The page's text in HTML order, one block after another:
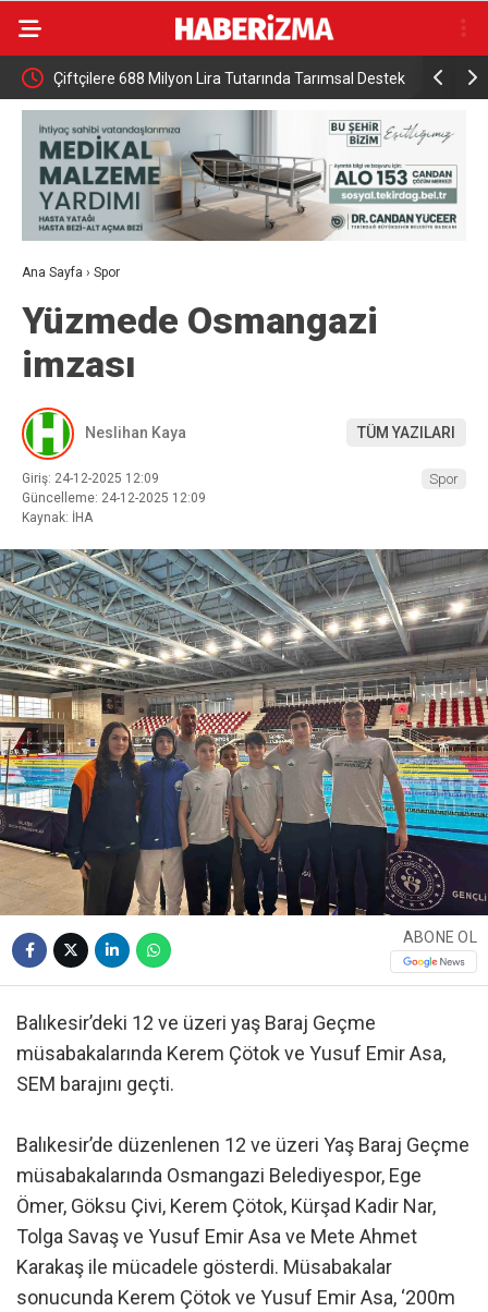
Çiftçilere 688 Milyon Lira Tutarında Tarımsal Destek
Ödemesi
DMM:
gerçek
Ana Sayfa › Spor
Yüzmede Osmangazi
imzası
Neslihan Kaya TÜM YAZILARI
Giriş: 24-12-2025 12:09
Güncelleme: 24-12-2025 12:09
Kaynak: İHA
Spor
ABONE OL
Balıkesir’deki 12 ve üzeri yaş Baraj Geçme
müsabakalarında Kerem Çötok ve Yusuf Emir Asa,
SEM barajını geçti.
Balıkesir’de düzenlenen 12 ve üzeri Yaş Baraj Geçme
müsabakalarında Osmangazi Belediyespor, Ege
Ömer, Göksu Çivi, Kerem Çötok, Kürşad Kadir Nar,
Tolga Savaş ve Yusuf Emir Asa ve Mete Ahmet
Karakaş ile mücadele gösterdi. Müsabakalar
sonucunda Kerem Çötok ve Yusuf Emir Asa, ‘200m